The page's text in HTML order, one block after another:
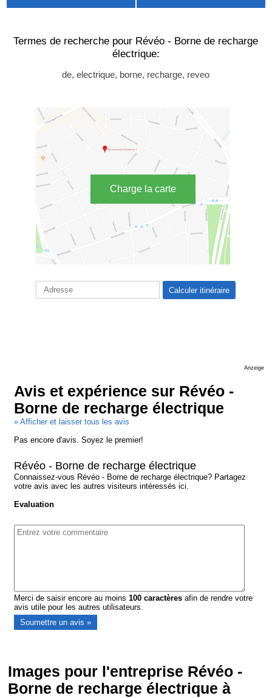
Termes de recherche pour Révéo - Borne de recharge
électrique:
de, electrique, borne, recharge, reveo
Charge la carte
Anzeige
Avis et expérience sur Révéo -
Borne de recharge électrique
» Afficher et laisser tous les avis
Pas encore d'avis. Soyez le premier!
Révéo - Borne de recharge électrique
Connaissez-vous Révéo - Borne de recharge électrique? Partagez
votre avis avec les autres visiteurs intéressés ici.
Evaluation
Merci de saisir encore au moins100 caractères afin de rendre votre
avis utile pour les autres utilisateurs.
Images pour l'entreprise Révéo -
Borne de recharge électrique à